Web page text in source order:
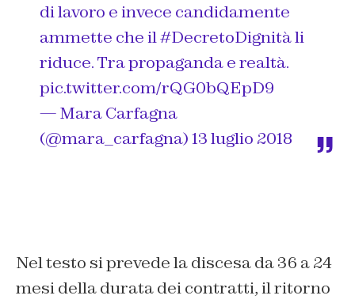
di lavoro e invece candidamente
ammette che il#DecretoDignitàli
riduce. Tra propaganda e realtà.
pic.twitter.com/rQG0bQEpD9
— Mara Carfagna
(@mara_carfagna)13 luglio 2018
Nel testo si prevede la discesa da 36 a 24
mesi della durata dei contratti, il ritorno